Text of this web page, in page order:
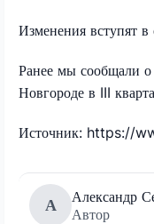
Изменения вступят в
Ранее мы сообщали
Новгороде в III
Источник: https://
А
Александр
Автор